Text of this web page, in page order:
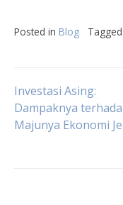
Posted in Blog Tagged
Post
Investasi Asing:
Dampaknya
Majunya Ekonomi